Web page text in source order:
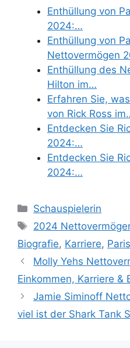
Enthüllung von
2024:…
Enthüllung von
Nettovermögen
Enthüllung des
Hilton im…
Erfahren Sie,
von Rick Ross
Entdecken Sie
2024:…
Entdecken Sie
2024:…
Categories
Schauspielerin
Tags
2024
Biografie, Karriere,
Molly Yehs
Einkommen, Karriere &
Jamie Siminoff
viel ist der Shark Tank